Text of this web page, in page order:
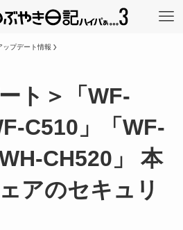
ップデート情報
ト＞「WF-
C510」「WF-
CH520」 本
アのセキュリ